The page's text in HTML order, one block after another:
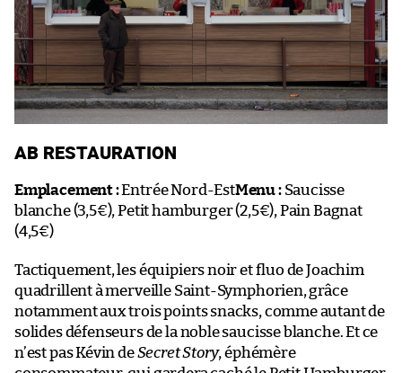
AB RESTAURATION
Emplacement :Entrée Nord-EstMenu : Saucisse
blanche (3,5€), Petit hamburger (2,5€), Pain Bagnat
(4,5€)
Tactiquement, les équipiers noir et fluo de Joachim
quadrillent à merveille Saint-Symphorien, grâce
notamment aux trois points snacks, comme autant de
solides défenseurs de la noble saucisse blanche. Et ce
n’est pas Kévin deSecret Story, éphémère